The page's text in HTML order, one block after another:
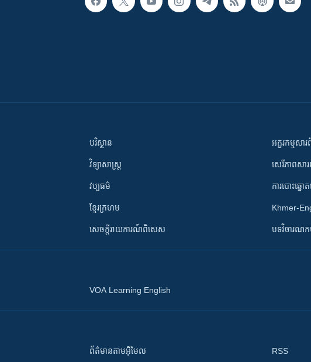
បរិស្ថាន
វិទ្យាសាស្រ្ត
វប្បធម៌
ខ្មែរក្រហម
សេចក្តីរាយការណ៍ពិសេស
អក្ខរកម្មសា
សេរីភាពសា
ការបោះឆ្នោ
Khmer-
បទវិចារណក
VOA Learning English
ព័ត៌មាន​តាម​អ៊ីមែល RSS